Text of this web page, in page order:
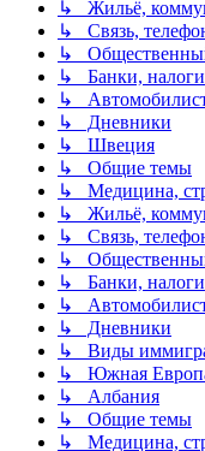
↳ Жильё,
↳ Связь,
↳
↳ Банки, налоги
↳
↳ Дневники
↳ Швеция
↳ Общие темы
↳ Медицина,
↳ Жильё,
↳ Связь,
↳
↳ Банки, налоги
↳
↳ Дневники
↳ Виды
↳ Южная
↳ Албания
↳ Общие темы
↳ Медицина,